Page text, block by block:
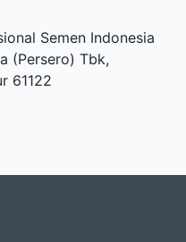
Semen Indonesia
(Persero) Tbk,
61122